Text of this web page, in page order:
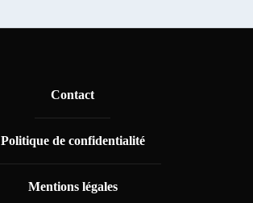
Contact
Politique de confidentialité
Mentions légales